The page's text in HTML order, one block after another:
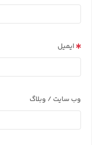
ایمیل
وب سایت / وبلاگ